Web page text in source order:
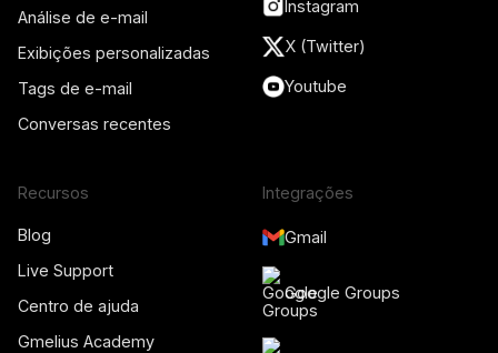
Análise de e-mail
Exibições personalizadas
Tags de e-mail
Conversas recentes
Instagram
X (Twitter)
Youtube
Recursos
Blog
Live Support
Centro de ajuda
Gmelius Academy
Integrações
Gmail
Google Groups